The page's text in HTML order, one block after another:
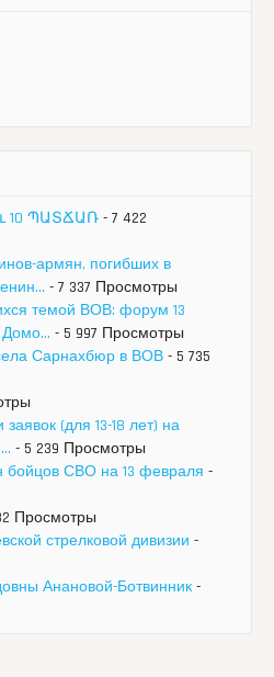
10 ՊԱՏՃԱՌ - 7 422
армян, погибших в
- 7 337 Просмотры
темой ВОВ: форум 13
- 5 997 Просмотры
Сарнахбюр в ВОВ - 5 735
(для 13-18 лет) на
- 5 239 Просмотры
бойцов СВО на 13 февраля -
Просмотры
стрелковой дивизии -
Анановой-Ботвинник -